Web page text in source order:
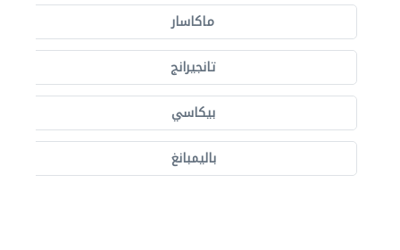
ماكاسار
تانجيرانج
بيكاسي
باليمبانغ